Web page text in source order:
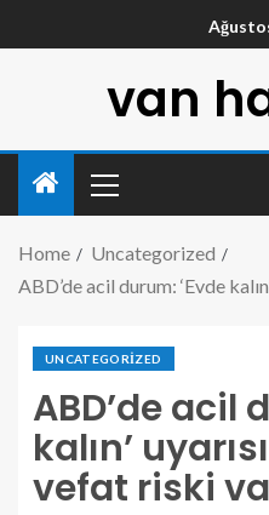
van
Home
Uncategorized
ABD’de acil durum: ‘Evde
UNCATEGORIZED
ABD’de acil
kalın’
vefat riski